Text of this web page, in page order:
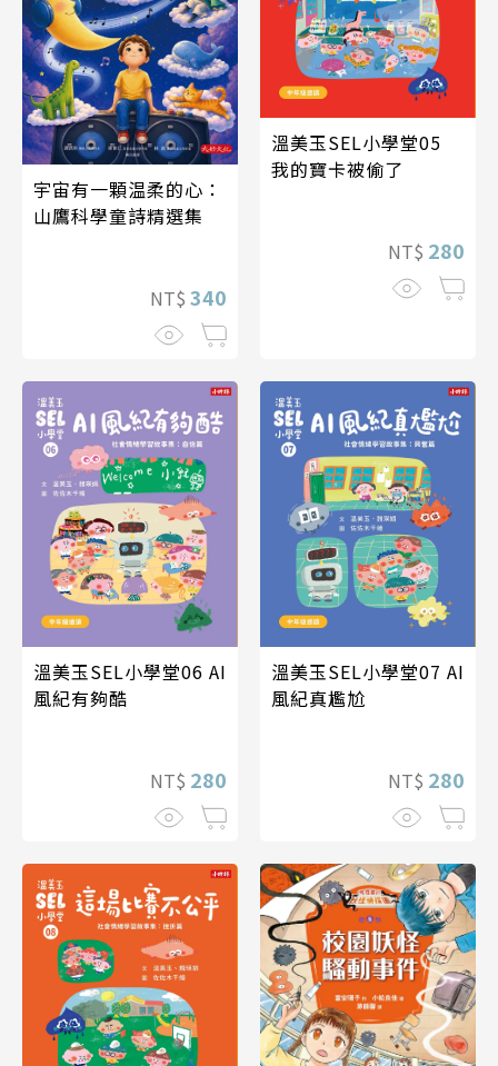
宇宙有一顆温柔的心：
山鷹科學童詩精選集
NT$ 340
溫美玉SEL小學堂05
我的寶卡被偷了
NT$ 280
溫美玉SEL小學堂06 AI
風紀有夠酷
NT$ 280
溫美玉SEL小學堂07 AI
風紀真尷尬
NT$ 280